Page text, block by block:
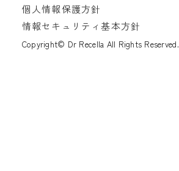
個人情報保護方針
情報セキュリティ基本方針
Copyright© Dr Recella All Rights Reserved.